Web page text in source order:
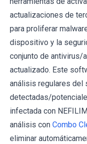
actualizaciones de
para proliferar
dispositivo y la
conjunto de antivirus/
actualizado. Este
análisis regulares del
detectadas/
infectada con
análisis con Combo
eliminar